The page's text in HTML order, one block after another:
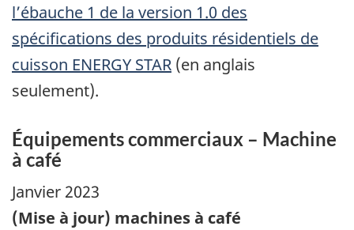
l’ébauche 1 de la version 1.0 des
spécifications des produits résidentiels de
cuisson ENERGY STAR (en anglais
seulement).
Équipements commerciaux – Machine
à café
Janvier 2023
(Mise à jour) machines à café